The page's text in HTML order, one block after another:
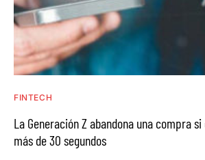
FINTECH
La Generación Z abandona una compra
más de 30 segundos